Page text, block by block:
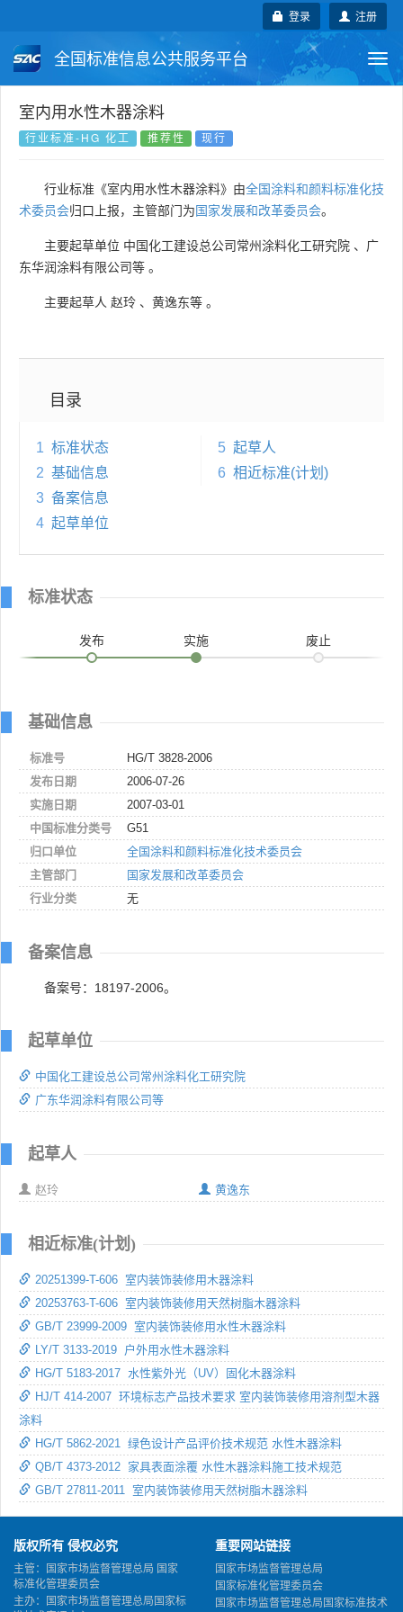
注册
登录
全国标准信息公共服务平台
国家标准
国外标准 技术委员会
室内用水性木器涂料
行业标准-HG 化工 推荐性 现行
行业标准《室内用水性木器涂料》由全国涂料和颜料标准化技
术委员会归口上报，主管部门为国家发展和改革委员会。
主要起草单位 中国化工建设总公司常州涂料化工研究院 、 广
东华润涂料有限公司等 。
主要起草人 赵玲 、 黄逸东等 。
目录
1 标准状态
2 基础信息
3 备案信息
4 起草单位
5 起草人
6 相近标准(计划)
标准状态
发布 实施 废止
基础信息
标准号
HG/T 3828-2006
发布日期
2006-07-26
实施日期
2007-03-01
中国标准分类号
G51
归口单位
全国涂料和颜料标准化技术委员会
主管部门
国家发展和改革委员会
行业分类
无
备案信息
备案号：18197-2006。
起草单位
中国化工建设总公司常州涂料化工研究院
广东华润涂料有限公司等
起草人
赵玲 黄逸东
相近标准(计划)
20251399-T-606 室内装饰装修用木器涂料
20253763-T-606 室内装饰装修用天然树脂木器涂料
GB/T 23999-2009 室内装饰装修用水性木器涂料
LY/T 3133-2019 户外用水性木器涂料
HG/T 5183-2017 水性紫外光（UV）固化木器涂料
HJ/T 414-2007 环境标志产品技术要求 室内装饰装修用溶剂型木器
涂料
HG/T 5862-2021 绿色设计产品评价技术规范 水性木器涂料
QB/T 4373-2012 家具表面涂覆 水性木器涂料施工技术规范
GB/T 27811-2011 室内装饰装修用天然树脂木器涂料
版权所有 侵权必究
主管：国家市场监督管理总局 国家
标准化管理委员会
主办：国家市场监督管理总局国家标
重要网站链接
国家市场监督管理总局
国家标准化管理委员会
国家市场监督管理总局国家标准技术